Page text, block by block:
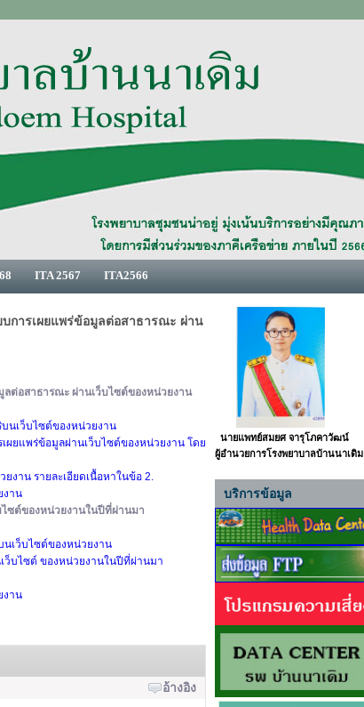
ITA 2567 ITA2566
การเผยแพร่ข้อมูลต่อสาธารณะ ผ่าน
ต่อสาธารณะ ผ่านเว็บไซต์ของหน่วยงาน
นเว็บไซต์ของหน่วยงาน
ผยแพร่ข้อมูลผ่านเว็บไซต์ของหน่วยงาน โดย
งาน รายละเอียดเนื้อหาในข้อ 2.
งาน
ซต์ของหน่วยงานในปีที่ผ่านมา
เว็บไซต์ของหน่วยงาน
ว็บไซต์ ของหน่วยงานในปีที่ผ่านมา
งาน
อ้างอิง
นายแพทย์สมยศ จารุโภคาวัฒน์
ผู้อำนวยการโรงพยาบาลบ้านนาเดิม
บริการข้อมูล